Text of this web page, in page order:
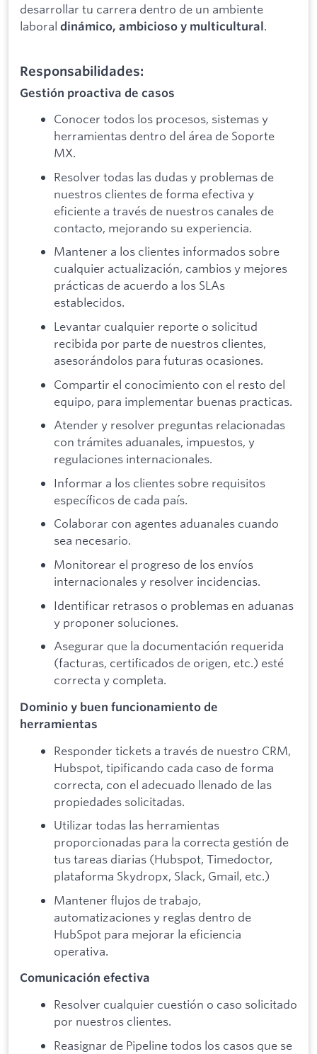
desarrollar tu carrera dentro de un ambiente
laboral dinámico, ambicioso y multicultural.
Responsabilidades:
Gestión proactiva de casos
Conocer todos los procesos, sistemas y
herramientas dentro del área de Soporte
MX.
Resolver todas las dudas y problemas de
nuestros clientes de forma efectiva y
eficiente a través de nuestros canales de
contacto, mejorando su experiencia.
Mantener a los clientes informados sobre
cualquier actualización, cambios y mejores
prácticas de acuerdo a los SLAs
establecidos.
Levantar cualquier reporte o solicitud
recibida por parte de nuestros clientes,
asesorándolos para futuras ocasiones.
Compartir el conocimiento con el resto del
equipo, para implementar buenas practicas.
Atender y resolver preguntas relacionadas
con trámites aduanales, impuestos, y
regulaciones internacionales.
Informar a los clientes sobre requisitos
específicos de cada país.
Colaborar con agentes aduanales cuando
sea necesario.
Monitorear el progreso de los envíos
internacionales y resolver incidencias.
Identificar retrasos o problemas en aduanas
y proponer soluciones.
Asegurar que la documentación requerida
(facturas, certificados de origen, etc.) esté
correcta y completa.
Dominio y buen funcionamiento de
herramientas
Responder tickets a través de nuestro CRM,
Hubspot, tipificando cada caso de forma
correcta, con el adecuado llenado de las
propiedades solicitadas.
Utilizar todas las herramientas
proporcionadas para la correcta gestión de
tus tareas diarias (Hubspot, Timedoctor,
plataforma Skydropx, Slack, Gmail, etc.)
Mantener flujos de trabajo,
automatizaciones y reglas dentro de
HubSpot para mejorar la eficiencia
operativa.
Comunicación efectiva
Resolver cualquier cuestión o caso solicitado
por nuestros clientes.
Reasignar de Pipeline todos los casos que se